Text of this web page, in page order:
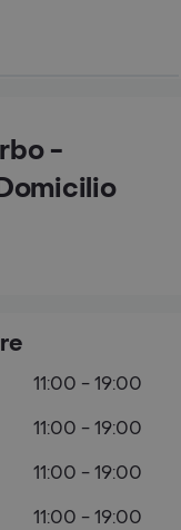
-
11:00 - 19:00
11:00 - 19:00
11:00 - 19:00
11:00 - 19:00